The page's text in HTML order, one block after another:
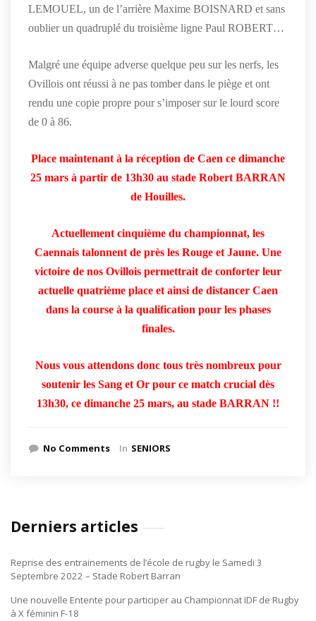
LEMOUEL, un de l’arrière Maxime BOISNARD et sans
oublier un quadruplé du troisième ligne Paul ROBERT…
Malgré une équipe adverse quelque peu sur les nerfs, les
Ovillois ont réussi à ne pas tomber dans le piège et ont
rendu une copie propre pour s’imposer sur le lourd score
de 0 à 86.
Place maintenant à la réception de Caen ce dimanche
25 mars à partir de 13h30 au stade Robert BARRAN
de Houilles.
Actuellement cinquième du championnat, les
Caennais talonnent de près les Rouge et Jaune. Une
victoire de nos Ovillois permettrait de conforter leur
actuelle quatrième place et ainsi de distancer Caen
dans la course à la qualification pour les phases
finales.
Nous vous attendons donc tous très nombreux pour
soutenir les Sang et Or pour ce match crucial dès
13h30, ce dimanche 25 mars, au stade BARRAN !!
No Comments In SENIORS
Derniers articles
Reprise des entrainements de l’école de rugby le Samedi 3
Septembre 2022 – Stade Robert Barran
Une nouvelle Entente pour participer au Championnat IDF de Rugby
à X féminin F-18